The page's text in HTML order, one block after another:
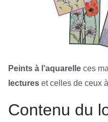
Peints à l’aquarelle ces
lectures et celles de ceux
Contenu du